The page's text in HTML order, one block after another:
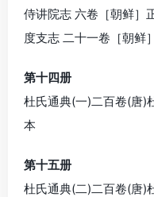
侍讲院志 六卷［朝鲜］
度支志 二十一卷［朝鲜
第十四册
杜氏通典(一)二百卷(唐)
本
第十五册
杜氏通典(二)二百卷(唐)